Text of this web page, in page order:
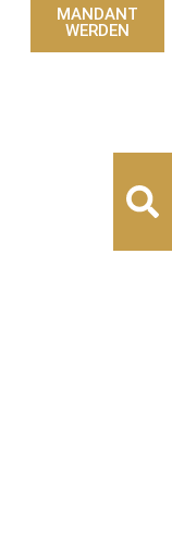
MANDANT
WERDEN